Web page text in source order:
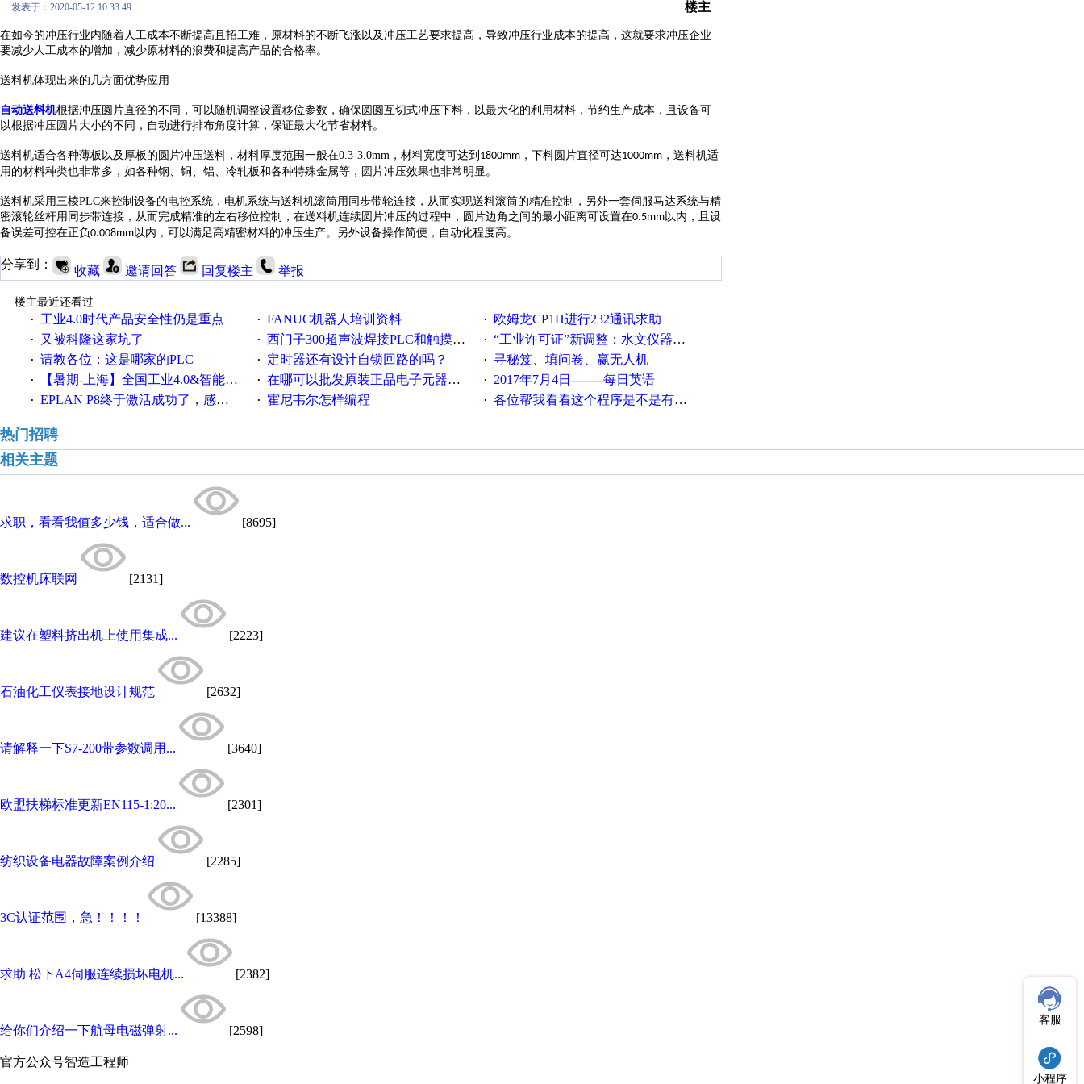
发表于：2020-05-12 10:33:49 楼主
在如今的冲压行业内随着人工成本不断提高且招工难，原材料的不断飞涨以及冲压工艺要求提高，导致冲压行业成本的提高，这就要求冲压企业
要减少人工成本的增加，减少原材料的浪费和提高产品的合格率。
送料机体现出来的几方面优势应用
自动送料机根据冲压圆片直径的不同，可以随机调整设置移位参数，确保圆圆互切式冲压下料，以最大化的利用材料，节约生产成本，且设备可
以根据冲压圆片大小的不同，自动进行排布角度计算，保证最大化节省材料。
送料机适合各种薄板以及厚板的圆片冲压送料，材料厚度范围一般在0.3-3.0mm ，材料宽度可达到 1800mm ，下料圆片直径可达1000mm ，送料机适
用的材料种类也非常多，如各种钢、铜、铝、冷轧板和各种特殊金属等，圆片冲压效果也非常明显。
送料机采用三棱PLC来控制设备的电控系统，电机系统与送料机滚筒用同步带轮连接，从而实现送料滚筒的精准控制，另外一套伺服马达系统与精
密滚轮丝杆用同步带连接，从而完成精准的左右移位控制，在送料机连续圆片冲压的过程中，圆片边角之间的最小距离可设置在0.5mm以内，且设
备误差可控在正负0.008mm以内，可以满足高精密材料的冲压生产。另外设备操作简便，自动化程度高。
分享到： 收藏 邀请回答 回复楼主 举报
楼主最近还看过
·
工业4.0时代产品安全性仍是重点 · FANUC机器人培训资料 · 欧姆龙CP1H进行232通讯求助
· 又被科隆这家坑了 · 西门子300超声波焊接PLC和触摸屏程序 · “工业许可证”新调整：水文仪器等19类产品取消事前生产许可
· 请教各位：这是哪家的PLC · 定时器还有设计自锁回路的吗？ · 寻秘笈、填问卷、赢无人机
· 【暑期-上海】全国工业4.0&智能制造高级培训班通知！ · 在哪可以批发原装正品电子元器件，价格怎么样 · 2017年7月4日--------每日英语
· EPLAN P8终于激活成功了，感谢网上无私的高人！ · 霍尼韦尔怎样编程 · 各位帮我看看这个程序是不是有问题？？？
热门招聘
相关主题
求职，看看我值多少钱，适合做... [8695]
数控机床联网 [2131]
建议在塑料挤出机上使用集成... [2223]
石油化工仪表接地设计规范 [2632]
请解释一下S7-200带参数调用... [3640]
欧盟扶梯标准更新EN115-1:20... [2301]
纺织设备电器故障案例介绍 [2285]
3C认证范围，急！！！！ [13388]
求助 松下A4伺服连续损坏电机... [2382]
给你们介绍一下航母电磁弹射... [2598]
官方公众号智造工程师
客服
小程序